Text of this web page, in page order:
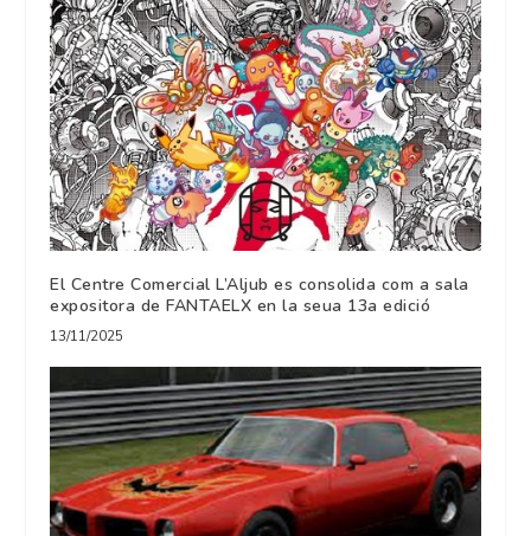
El Centre Comercial L’Aljub es consolida com a sala
expositora de FANTAELX en la seua 13a edició
13/11/2025